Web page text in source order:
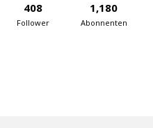
408
Follower
1,180
Abonnenten